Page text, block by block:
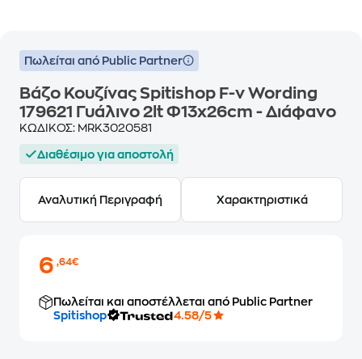
Πωλείται από Public Partner
Βάζο Κουζίνας Spitishop F-v Wording
179621 Γυάλινο 2lt Φ13x26cm - Διάφανο
ΚΩΔΙΚΟΣ: MRK3020581
Διαθέσιμο για αποστολή
Αναλυτική Περιγραφή Χαρακτηριστικά
6,64€
Πωλείται και αποστέλλεται από Public Partner
Spitishop
4.58/5